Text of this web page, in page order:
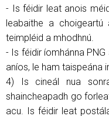
- Is féidir leat anois
leabaithe a
teimpléid a mhodhnú.
- Is féidir íomhánna
aníos, le ham taispeána
4) Is cineál nua
shaincheapadh go
acu. Is féidir leat